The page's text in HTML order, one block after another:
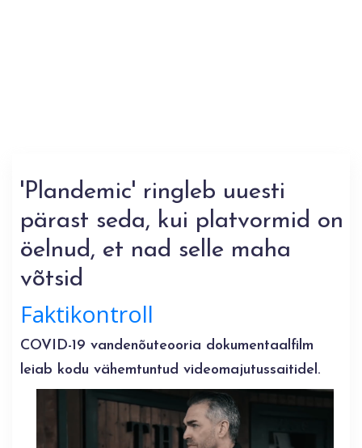
'Plandemic' ringleb uuesti
pärast seda, kui platvormid on
öelnud, et nad selle maha
võtsid
Faktikontroll
COVID-19 vandenõuteooria dokumentaalfilm
leiab kodu vähemtuntud videomajutussaitidel.